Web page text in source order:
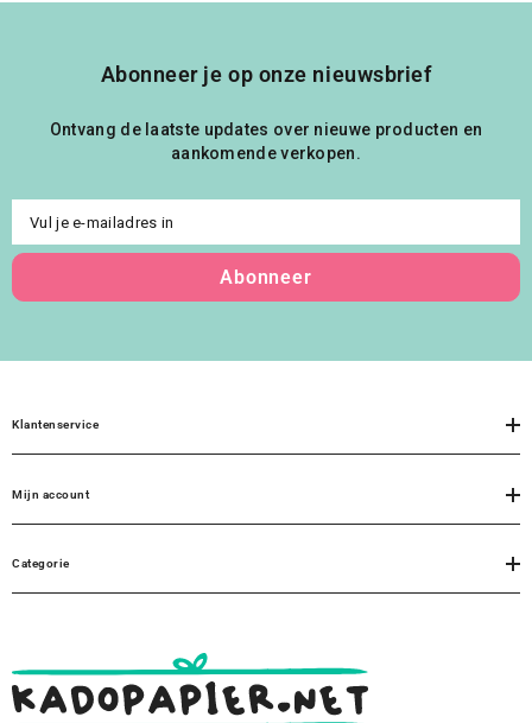
Abonneer je op onze nieuwsbrief
Ontvang de laatste updates over nieuwe producten en
aankomende verkopen.
Vul je e-mailadres in
Abonneer
Klantenservice
Mijn account
Categorie